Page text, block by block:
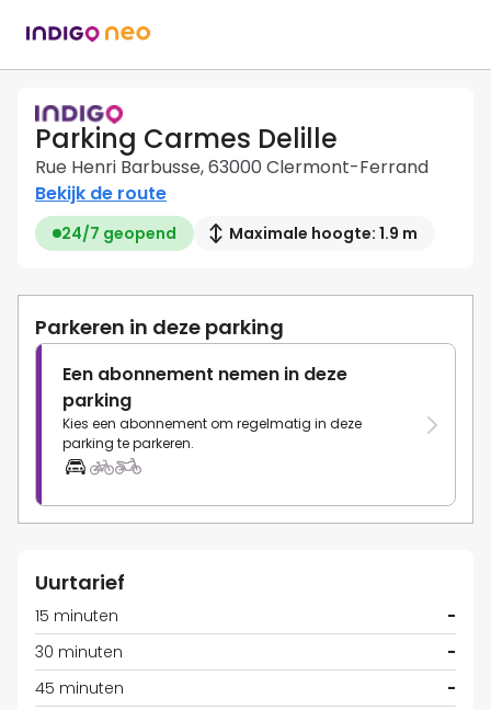
Parking Carmes Delille
Rue Henri Barbusse, 63000 Clermont-Ferrand
Bekijk de route
24/7 geopend Maximale hoogte: 1.9 m
Parkeren in deze parking
Een abonnement nemen in deze
parking
Kies een abonnement om regelmatig in deze
parking te parkeren.
Uurtarief
15 minuten
-
30 minuten
-
45 minuten
-